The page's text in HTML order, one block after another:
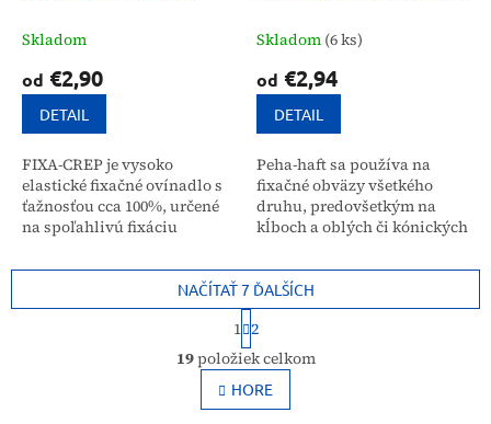
Skladom
od €2,90
DETAIL
FIXA-CREP je vysoko
elastické fixačné ovínadlo s
ťažnosťou cca 100%, určené
na spoľahlivú fixáciu
pomôcok. Vďaka jemnej
štruktúre a priedušnosti...
Skladom (6 ks)
od €2,94
DETAIL
Peha-haft sa používa na
fixačné obväzy všetkého
druhu, predovšetkým na
kĺboch ​​a oblých či kónických
určené aj na upevnenie
polstrovaných materiálov...
O
v
l
á
NAČÍTAŤ 7 ĎALŠÍCH
S
t
r
á
n
k
1 2
19položiek celkom
HORE